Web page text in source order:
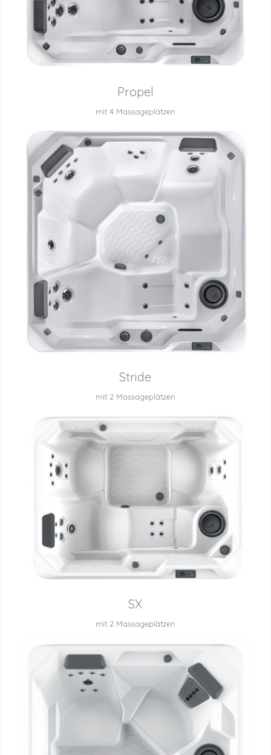
Propel
mit 4 Massageplätzen
Stride
mit 2 Massageplätzen
SX
mit 2 Massageplätzen